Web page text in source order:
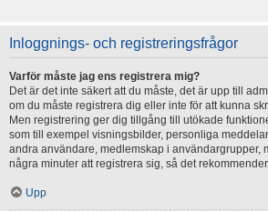
Inloggnings- och registreringsfrågor
Varför måste jag ens registrera mig?
Det är det inte säkert att du måste, det är upp till
om du måste registrera dig eller inte för att kunna
Men registrering ger dig tillgång till utökade
som till exempel visningsbilder, personliga
andra användare, medlemskap i användargrupper,
några minuter att registrera sig, så det
Upp